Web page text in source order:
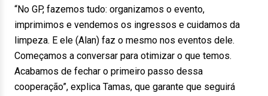
“No GP, fazemos tudo: organizamos o evento,
imprimimos e vendemos os ingressos e cuidamos da
limpeza. E ele (Alan) faz o mesmo nos eventos dele.
Começamos a conversar para otimizar o que temos.
Acabamos de fechar o primeiro passo dessa
cooperação”, explica Tamas, que garante que seguirá